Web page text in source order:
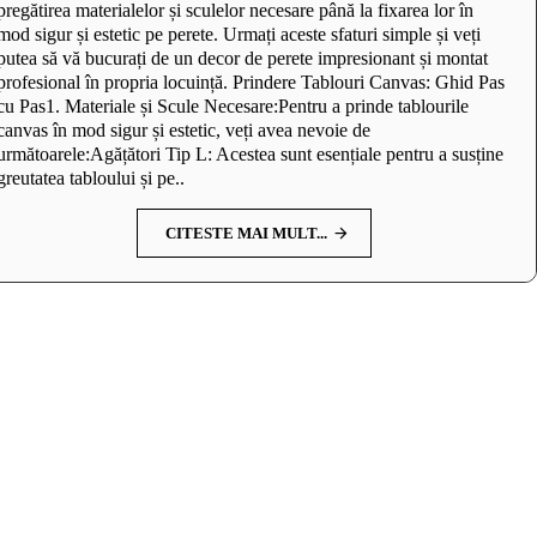
materialelor și sculelor necesare până la fixarea lor în
sigur și estetic pe perete. Urmați aceste sfaturi simple și veți
să vă bucurați de un decor de perete impresionant și montat
în propria locuință. Prindere Tablouri Canvas: Ghid Pas
Pas1. Materiale și Scule Necesare:Pentru a prinde tablourile
în mod sigur și estetic, veți avea nevoie de
Tip L: Acestea sunt esențiale pentru a susține
tabloului și pe..
CITESTE MAI MULT...